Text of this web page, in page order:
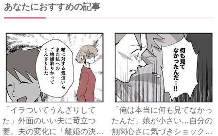
あなたにおすすめの記事
「イラついてうんざりして
た」外面のいい夫に苛立つ
妻。夫の変化に「離婚の決
「俺は本当に何も見てなかっ
たんだ」娘が小さい…自分の
無関心さに気づきショックを